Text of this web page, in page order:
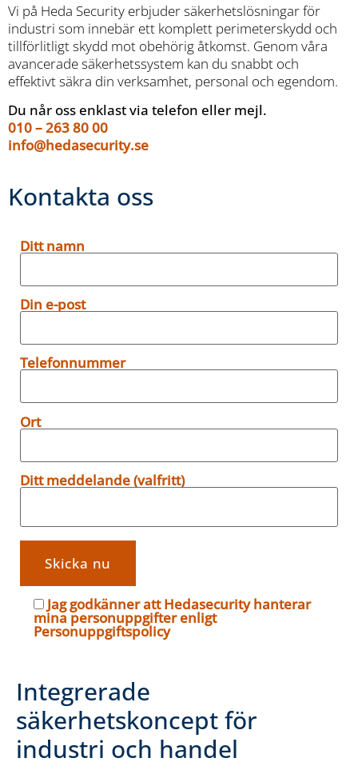
Vi på Heda Security erbjuder säkerhetslösningar för
industri som innebär ett komplett perimeterskydd och
tillförlitligt skydd mot obehörig åtkomst. Genom våra
avancerade säkerhetssystem kan du snabbt och
effektivt säkra din verksamhet, personal och egendom.
Du når oss enklast via telefon eller mejl.
010 – 263 80 00
info@hedasecurity.se
Kontakta oss
Ditt namn
Din e-post
Telefonnummer
Ort
Ditt meddelande (valfritt)
Jag godkänner att Hedasecurity hanterar
mina personuppgifter enligt
Personuppgiftspolicy
Integrerade
säkerhetskoncept för
industri och handel